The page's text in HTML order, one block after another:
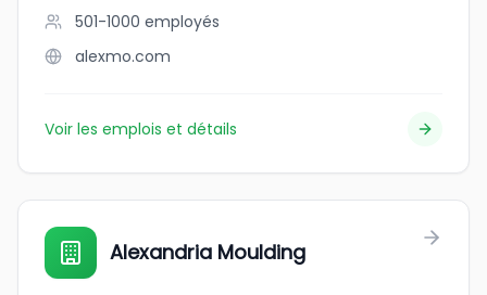
501-1000 employés
alexmo.com
Voir les emplois et détails
Alexandria Moulding